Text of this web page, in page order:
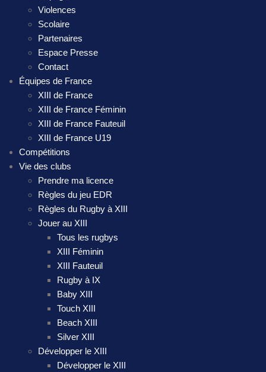
Violences
Scolaire
Partenaires
Espace Presse
Contact
Équipes de France
XIII de France
XIII de France Féminin
XIII de France Fauteuil
XIII de France U19
Compétitions
Vie des clubs
Prendre ma licence
Règles du jeu EDR
Règles du Rugby à XIII
Jouer au XIII
Tous les rugbys
XIII Féminin
XIII Fauteuil
Rugby à IX
Baby XIII
Touch XIII
Beach XIII
Silver XIII
Développer le XIII
Développer le XIII